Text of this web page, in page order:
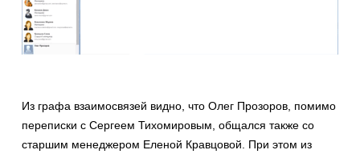
Из графа взаимосвязей видно, что Олег Прозоров, помимо
переписки с Сергеем Тихомировым, общался также со
старшим менеджером Еленой Кравцовой. При этом из